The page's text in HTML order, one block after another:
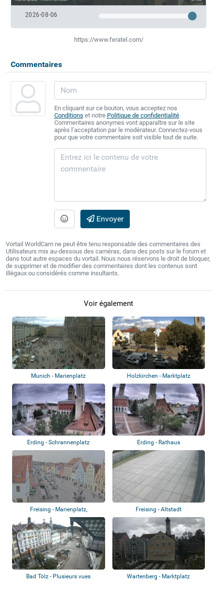
2026-08-06
https://www.feratel.com/
Commentaires
En cliquant sur ce bouton, vous acceptez nos
Conditions et notre Politique de confidentialité.
Commentaires anonymes vont apparaître sur le site
après l’acceptation par le modérateur. Connectez-vous
pour que votre commentaire soit visible tout de suite.
Envoyer
Vortail WorldCam ne peut être tenu responsable des commentaires des
Utilisateurs mis au-dessous des caméras, dans des posts sur le forum et
dans tout autre espaces du vortail. Nous nous réservons le droit de bloquer,
de supprimer et de modifier des commentaires dont les contenus sont
illégaux ou considérés comme insultants.
Voir également
Munich - Marienplatz Holzkirchen - Marktplatz
Erding - Schrannenplatz Erding - Rathaus
Freising - Marienplatz,
Hauptstraße
Freising - Altstadt
Bad Tölz - Plusieurs vues Wartenberg - Marktplatz